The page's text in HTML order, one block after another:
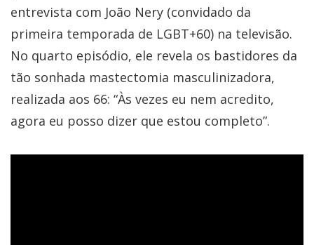
entrevista com João Nery (convidado da
primeira temporada de LGBT+60) na televisão.
No quarto episódio, ele revela os bastidores da
tão sonhada mastectomia masculinizadora,
realizada aos 66: “Às vezes eu nem acredito,
agora eu posso dizer que estou completo”.